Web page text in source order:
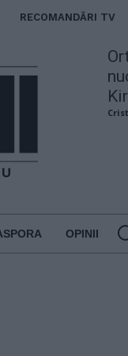
RECOMANDĂRI TV
OPINII